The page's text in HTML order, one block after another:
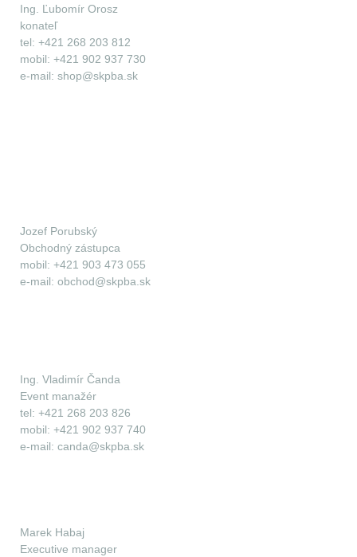
Ing. Ľubomír Orosz
konateľ
tel: +421 268 203 812
mobil: +421 902 937 730
e-mail: shop@skpba.sk
Jozef Porubský
Obchodný zástupca
mobil: +421 903 473 055
e-mail: obchod@skpba.sk
Ing. Vladimír Čanda
Event manažér
tel: +421 268 203 826
mobil: +421 902 937 740
e-mail: canda@skpba.sk
Marek Habaj
Executive manager